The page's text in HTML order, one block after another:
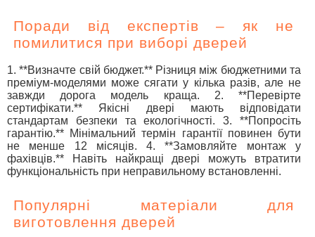
Поради від експертів – як не
помилитися при виборі дверей
1. **Визначте свій бюджет.** Різниця між бюджетними та
преміум-моделями може сягати у кілька разів, але не
завжди дорога модель краща. 2. **Перевірте
сертифікати.** Якісні двері мають відповідати
стандартам безпеки та екологічності. 3. **Попросіть
гарантію.** Мінімальний термін гарантії повинен бути
не менше 12 місяців. 4. **Замовляйте монтаж у
фахівців.** Навіть найкращі двері можуть втратити
функціональність при неправильному встановленні.
Популярні матеріали для
виготовлення дверей